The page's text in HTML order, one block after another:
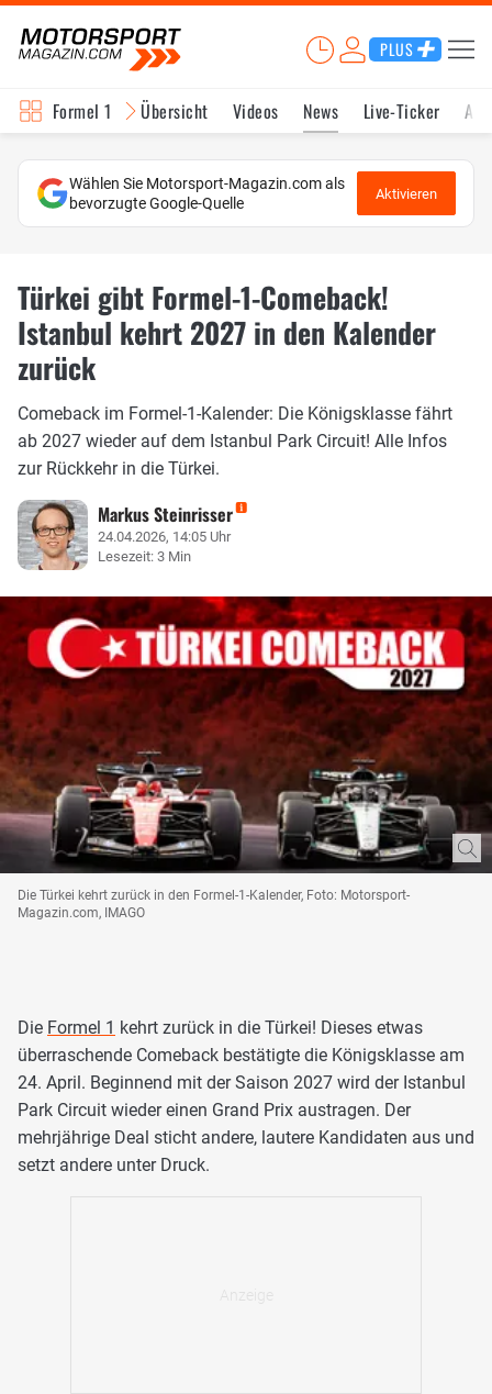
PLUS
Formel 1 Übersicht Videos News Live-Ticker
Wählen Sie Motorsport-Magazin.com als
bevorzugte Google-Quelle
Aktivieren
Türkei gibt Formel-1-Comeback!
Istanbul kehrt 2027 in den Kalender
zurück
Comeback im Formel-1-Kalender: Die Königsklasse fährt
ab 2027 wieder auf dem Istanbul Park Circuit! Alle Infos
zur Rückkehr in die Türkei.
Markus Steinrisser
24.04.2026, 14:05 Uhr
Lesezeit: 3 Min
Die Türkei kehrt zurück in den Formel-1-Kalender, Foto: Motorsport-
Magazin.com, IMAGO
Die Formel 1 kehrt zurück in die Türkei! Dieses etwas
überraschende Comeback bestätigte die Königsklasse am
24. April. Beginnend mit der Saison 2027 wird der Istanbul
Park Circuit wieder einen Grand Prix austragen. Der
mehrjährige Deal sticht andere, lautere Kandidaten aus und
setzt andere unter Druck.